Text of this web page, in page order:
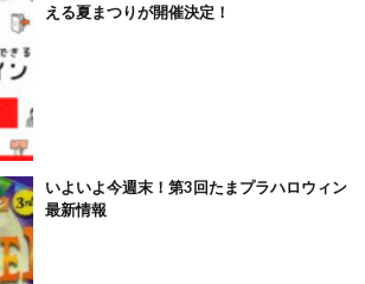
える夏まつりが開催決定！
いよいよ今週末！第3回たまプラハロウィン
最新情報